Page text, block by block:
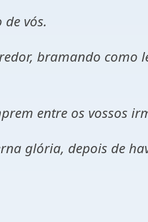
vós.
bramando como
entre os vossos
glória, depois de